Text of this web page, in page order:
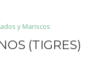
y Mariscos
(TIGRES)